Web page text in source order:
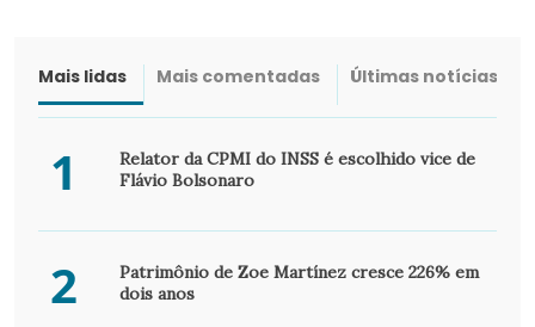
Mais lidas Mais comentadas Últimas notícias
1
Relator da CPMI do INSS é escolhido vice de
Flávio Bolsonaro
2
Patrimônio de Zoe Martínez cresce 226% em
dois anos